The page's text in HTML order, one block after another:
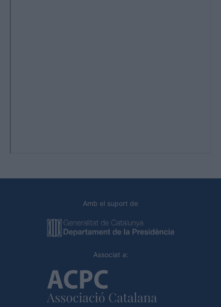
Amb el suport de
Associat a: